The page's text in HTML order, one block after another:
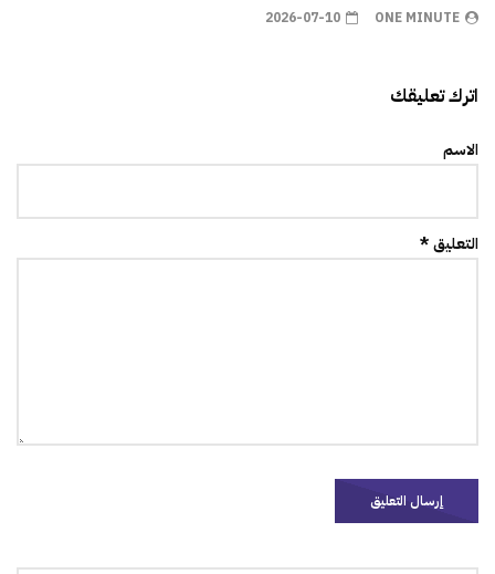
ONE MINUTE
2026-07-10
اترك تعليقك
الاسم
التعليق *